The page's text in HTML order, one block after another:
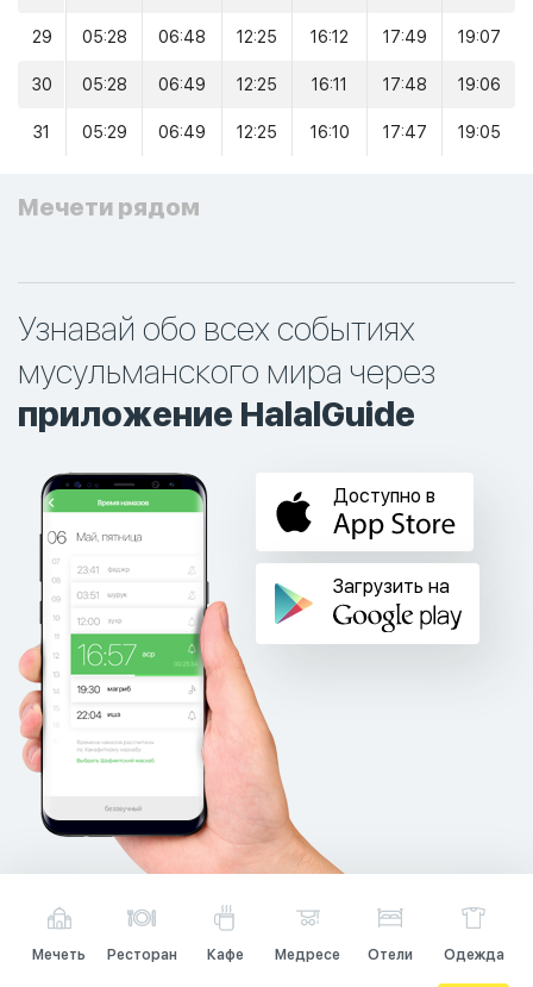
29 05:28 06:48 12:25 16:12 17:49 19:07
30 05:28 06:49 12:25 16:11 17:48 19:06
31 05:29 06:49 12:25 16:10 17:47 19:05
Мечети рядом
Узнавай обо всех событиях
мусульманского мира через
приложение HalalGuide
Доступно в
Загрузить на
Мечеть Ресторан Кафе Медресе Отели Одежда